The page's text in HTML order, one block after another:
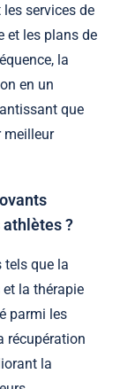
services de
et les plans de
la
en un
que
meilleur
?
tels que la
la thérapie
parmi les
récupération
la